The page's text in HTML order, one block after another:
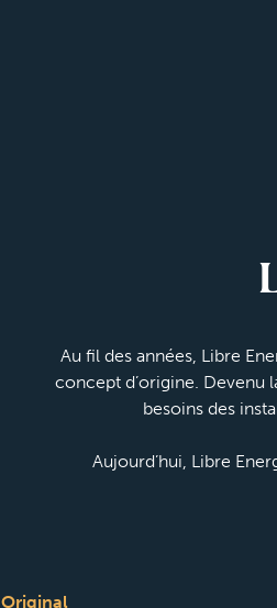
Au fil des années, Libre
concept d’origine. Devenu
besoins des
Aujourd’hui, Libre
Original